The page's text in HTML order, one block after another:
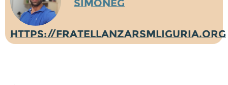
SimoneG
https://fratellanzarsmliguria.org